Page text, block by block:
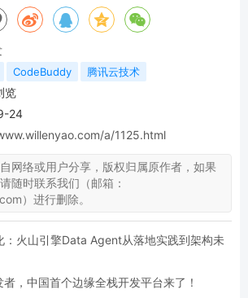
CodeBuddy 腾讯云技术
览
24
a/1125.html
网络或用户分享，版权归属原作者，如果
随时联系我们（邮箱：
）进行删除。
：火山引擎Data Agent从落地实践到架构未
者，中国首个边缘全栈开发平台来了！